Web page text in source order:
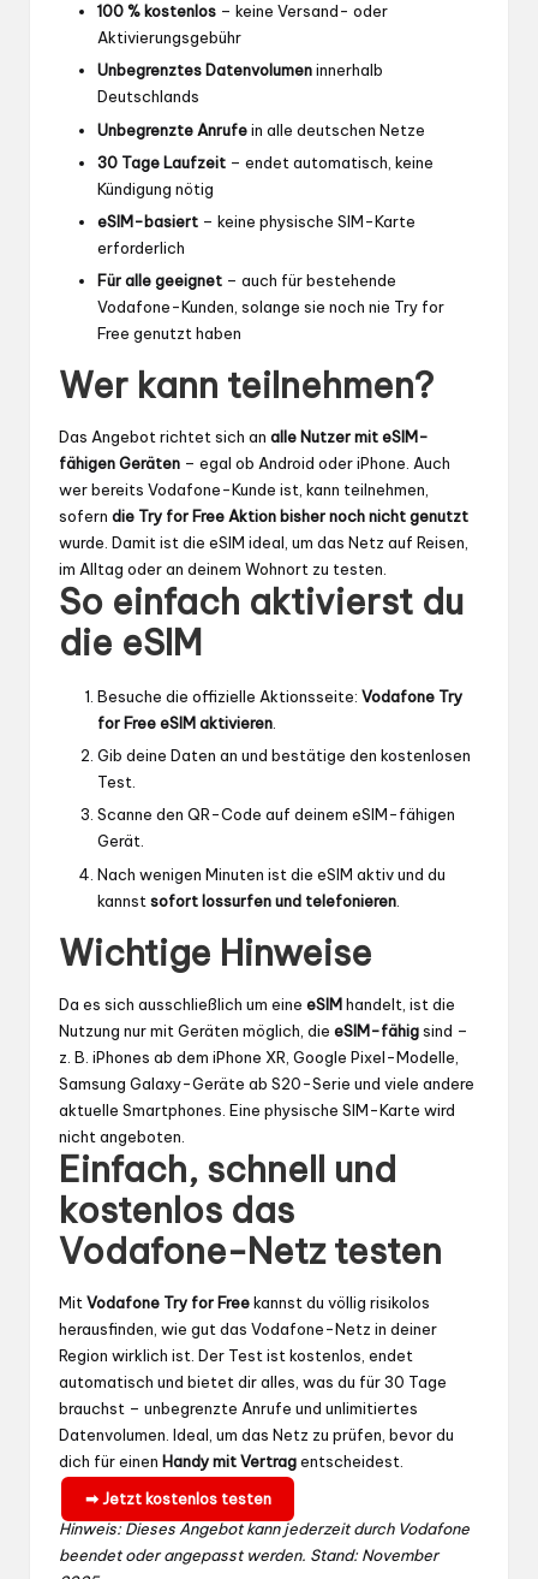
100 % kostenlos – keine Versand- oder
Aktivierungsgebühr
Unbegrenztes Datenvolumeninnerhalb
Deutschlands
Unbegrenzte Anrufein alle deutschen Netze
30 Tage Laufzeit – endet automatisch, keine
Kündigung nötig
eSIM-basiert – keine physische SIM-Karte
erforderlich
Für alle geeignet – auch für bestehende
Vodafone-Kunden, solange sie noch nie Try for
Free genutzt haben
Wer kann teilnehmen?
Das Angebot richtet sich an alle Nutzer mit eSIM-
fähigen Geräten – egal ob Android oder iPhone. Auch
wer bereits Vodafone-Kunde ist, kann teilnehmen,
sofern die Try for Free Aktion bisher noch nicht genutzt
wurde. Damit ist die eSIM ideal, um das Netz auf Reisen,
im Alltag oder an deinem Wohnort zu testen.
So einfach aktivierst du
die eSIM
Besuche die offizielle Aktionsseite: Vodafone Try
for Free eSIM aktivieren.
Gib deine Daten an und bestätige den kostenlosen
Test.
Scanne den QR-Code auf deinem eSIM-fähigen
Gerät.
Nach wenigen Minuten ist die eSIM aktiv und du
kannst sofort lossurfen und telefonieren
Wichtige Hinweise
Da es sich ausschließlich um eine eSIMhandelt, ist die
Nutzung nur mit Geräten möglich, die eSIM-fähigsind –
z. B. iPhones ab dem iPhone XR, Google Pixel-Modelle,
Samsung Galaxy-Geräte ab S20-Serie und viele andere
aktuelle Smartphones. Eine physische SIM-Karte wird
nicht angeboten.
Einfach, schnell und
kostenlos das
Vodafone-Netz testen
MitVodafone Try for Freekannst du völlig risikolos
herausfinden, wie gut das Vodafone-Netz in deiner
Region wirklich ist. Der Test ist kostenlos, endet
automatisch und bietet dir alles, was du für 30 Tage
brauchst – unbegrenzte Anrufe und unlimitiertes
Datenvolumen. Ideal, um das Netz zu prüfen, bevor du
dich für einen Handy mit Vertragentscheidest.
➡ Jetzt kostenlos testen
Hinweis: Dieses Angebot kann jederzeit durch Vodafone
beendet oder angepasst werden. Stand: November